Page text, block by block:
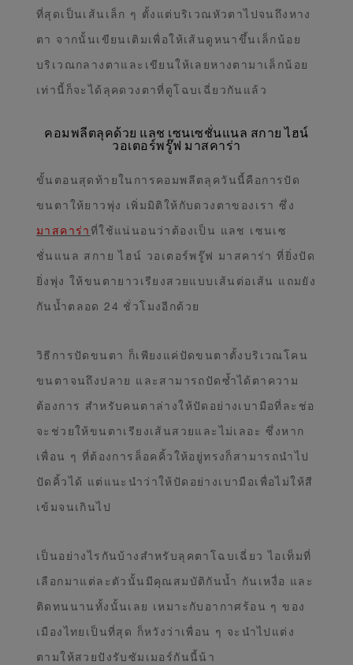
ที่สุดเป็นเส้นเล็ก ๆ ตั้งแต่บริเวณหัวตาไปจนถึงหาง
ตา จากนั้นเขียนเติมเพื่อให้เส้นดูหนาขึ้นเล็กน้อย
บริเวณกลางตาและเขียนให้เลยหางตามาเล็กน้อย
เท่านี้ก็จะได้ลุคดวงตาที่ดูโฉบเฉี่ยวกันแล้ว
คอมพลีตลุคด้วย แลช เซนเซชั่นแนล สกาย ไฮน์
วอเตอร์พรู๊ฟ มาสคาร่า
ขั้นตอนสุดท้ายในการคอมพลีตลุควันนี้คือการปัด
ขนตาให้ยาวพุ่ง เพิ่มมิติให้กับดวงตาของเรา ซึ่ง
มาสคาร่าที่ใช้แน่นอนว่าต้องเป็น แลช เซนเซ
ชั่นแนล สกาย ไฮน์ วอเตอร์พรู๊ฟ มาสคาร่า ที่ยิ่งปัด
ยิ่งพุ่ง ให้ขนตายาวเรียงสวยแบบเส้นต่อเส้น แถมยัง
กันน้ำตลอด 24 ชั่วโมงอีกด้วย
วิธีการปัดขนตา ก็เพียงแค่ปัดขนตาตั้งบริเวณโคน
ขนตาจนถึงปลาย และสามารถปัดซ้ำได้ตาความ
ต้องการ สำหรับคนตาล่างให้ปัดอย่างเบามือที่ละช่อ
จะช่วยให้ขนตาเรียงเส้นสวยและไม่เลอะ ซึ่งหาก
เพื่อน ๆ ที่ต้องการล็อคคิ้วให้อยู่ทรงก็สามารถนำไป
ปัดคิ้วได้ แต่แนะนำว่าให้ปัดอย่างเบามือเพื่อไม่ให้สี
เข้มจนเกินไป
เป็นอย่างไรกันบ้างสำหรับลุคตาโฉบเฉี่ยว ไอเท็มที่
เลือกมาแต่ละตัวนั้นมีคุณสมบัติกันน้ำ กันเหงื่อ และ
ติดทนนานทั้งนั้นเลย เหมาะกับอากาศร้อน ๆ ของ
เมืองไทยเป็นที่สุด ก็หวังว่าเพื่อน ๆ จะนำไปแต่ง
ตามให้สวยปังรับซัมเมอร์กันนี้น้า